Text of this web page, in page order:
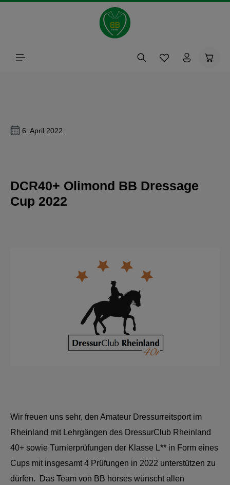
6. April 2022
DCR40+ Olimond BB Dressage
Cup 2022
Wir freuen uns sehr, den Amateur Dressurreitsport im
Rheinland mit Lehrgängen des DressurClub Rheinland
40+ sowie Turnierprüfungen der Klasse L** in Form eines
Cups mit insgesamt 4 Prüfungen in 2022 unterstützen zu
dürfen. Das Team von BB horses wünscht allen